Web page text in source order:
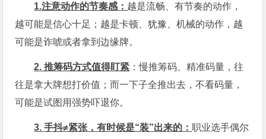
1.注意动作的节奏感： 越是流畅、有节奏的动作，
越可能是信心十足；越是卡顿、犹豫、机械的动作，越
可能是诈唬或者拿到边缘牌。
2.推筹码方式值得盯紧 ：慢推筹码、精准码量，往
往是拿大牌想打价值；而一下子全推出去，不看码量，
可能是试图用强势吓退你。
3.手抖≠紧张，有时候是“装”出来的：职业选手偶尔